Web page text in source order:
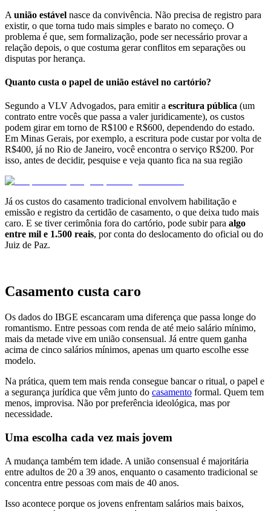
A união estável nasce da convivência. Não precisa de registro para
existir, o que torna tudo mais simples e barato no começo. O
problema é que, sem formalização, pode ser necessário provar a
relação depois, o que costuma gerar conflitos em separações ou
disputas por herança.
Quanto custa o papel de união estável no cartório?
Segundo a VLV Advogados, para emitir a escritura pública (um
contrato entre vocês que passa a valer juridicamente), os custos
podem girar em torno de R$100 e R$600, dependendo do estado.
Em Minas Gerais, por exemplo, a escritura pode custar por volta de
R$400, já no Rio de Janeiro, você encontra o serviço R$200. Por
isso, antes de decidir, pesquise e veja quanto fica na sua região
Já os custos do casamento tradicional envolvem habilitação e
emissão e registro da certidão de casamento, o que deixa tudo mais
caro. E se tiver cerimônia fora do cartório, pode subir para algo
entre mil e 1.500 reais, por conta do deslocamento do oficial ou do
Juiz de Paz.
Casamento custa caro
Os dados do IBGE escancaram uma diferença que passa longe do
romantismo. Entre pessoas com renda de até meio salário mínimo,
mais da metade vive em união consensual. Já entre quem ganha
acima de cinco salários mínimos, apenas um quarto escolhe esse
modelo.
Na prática, quem tem mais renda consegue bancar o ritual, o papel e
a segurança jurídica que vêm junto do casamento formal. Quem tem
menos, improvisa. Não por preferência ideológica, mas por
necessidade.
Uma escolha cada vez mais jovem
A mudança também tem idade. A união consensual é majoritária
entre adultos de 20 a 39 anos, enquanto o casamento tradicional se
concentra entre pessoas com mais de 40 anos.
Isso acontece porque os jovens enfrentam salários mais baixos,